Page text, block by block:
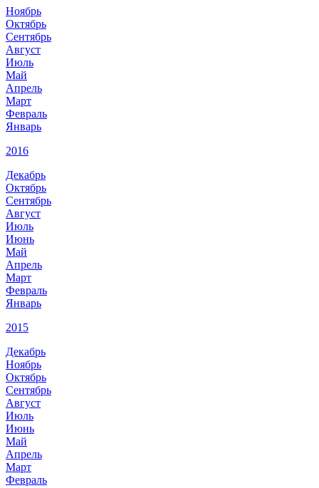
Ноябрь
Октябрь
Сентябрь
Август
Июль
Май
Апрель
Март
Февраль
Январь
2016
Декабрь
Октябрь
Сентябрь
Август
Июль
Июнь
Май
Апрель
Март
Февраль
Январь
2015
Декабрь
Ноябрь
Октябрь
Сентябрь
Август
Июль
Июнь
Май
Апрель
Март
Февраль